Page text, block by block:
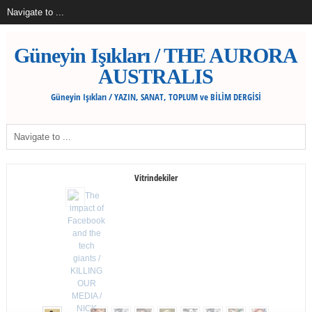
Güneyin Işıkları / THE AURORA
AUSTRALIS
Güneyin Işıkları / YAZIN, SANAT, TOPLUM ve BİLİM DERGİSİ
Vitrindekiler